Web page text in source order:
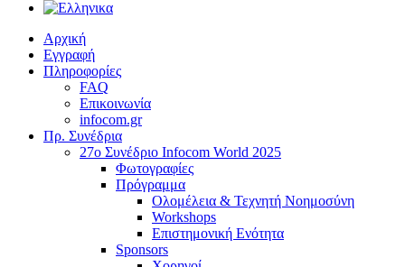
Αρχική
Εγγραφή
Πληροφορίες
FAQ
Επικοινωνία
infocom.gr
Πρ. Συνέδρια
27o Συνέδριο Infocom World 2025
Φωτογραφίες
Πρόγραμμα
Ολομέλεια & Τεχνητή Νοημοσύνη
Workshops
Επιστημονική Ενότητα
Sponsors